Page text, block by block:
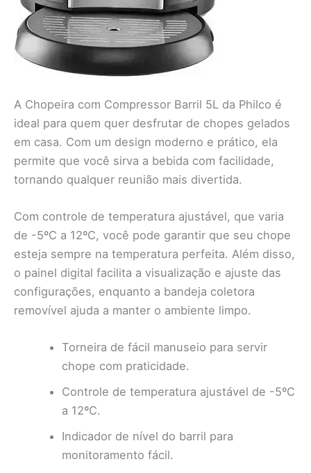
A Chopeira com Compressor Barril 5L da Philco é
ideal para quem quer desfrutar de chopes gelados
em casa. Com um design moderno e prático, ela
permite que você sirva a bebida com facilidade,
tornando qualquer reunião mais divertida.
Com controle de temperatura ajustável, que varia
de -5ºC a 12ºC, você pode garantir que seu chope
esteja sempre na temperatura perfeita. Além disso,
o painel digital facilita a visualização e ajuste das
configurações, enquanto a bandeja coletora
removível ajuda a manter o ambiente limpo.
Torneira de fácil manuseio para servir
chope com praticidade.
Controle de temperatura ajustável de -5ºC
a 12ºC.
Indicador de nível do barril para
monitoramento fácil.